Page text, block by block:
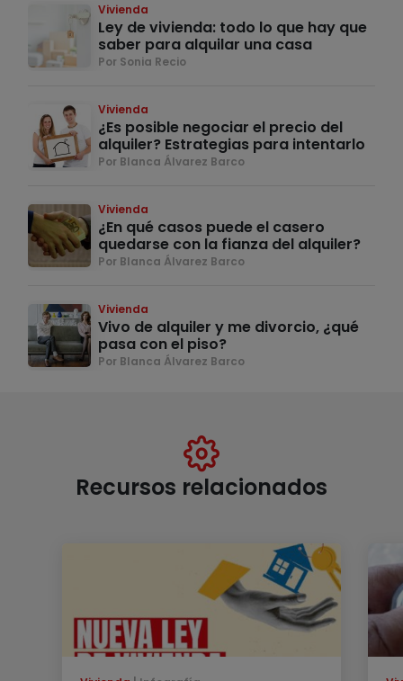
Vivienda
Ley de vivienda: todo lo que hay que
saber para alquilar una casa
Por Sonia Recio
Vivienda
¿Es posible negociar el precio del
alquiler? Estrategias para intentarlo
Por Blanca Álvarez Barco
Vivienda
¿En qué casos puede el casero
quedarse con la fianza del alquiler?
Por Blanca Álvarez Barco
Vivienda
Vivo de alquiler y me divorcio, ¿qué
pasa con el piso?
Por Blanca Álvarez Barco
Recursos relacionados